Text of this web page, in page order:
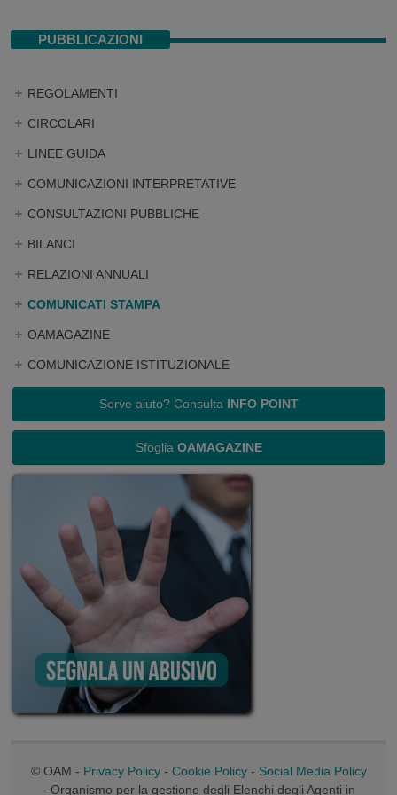
PUBBLICAZIONI
REGOLAMENTI
CIRCOLARI
LINEE GUIDA
COMUNICAZIONI INTERPRETATIVE
CONSULTAZIONI PUBBLICHE
BILANCI
RELAZIONI ANNUALI
COMUNICATI STAMPA
OAMAGAZINE
COMUNICAZIONE ISTITUZIONALE
Serve aiuto? Consulta INFO POINT
Sfoglia OAMAGAZINE
© OAM - Privacy Policy- Cookie Policy- Social Media Policy
- Organismo per la gestione degli Elenchi degli Agenti in